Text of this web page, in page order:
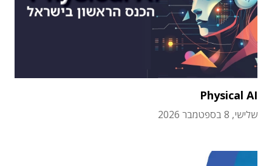
Physical AI
שלישי, 8 בספטמבר 2026